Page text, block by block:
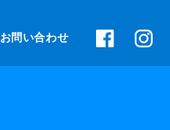
お問い合わせ